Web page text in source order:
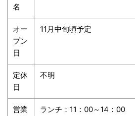
名
オー
プン
日
11 月中旬頃予定
定休
日
不明
営業
ランチ： 11 ： 00～ 14 ： 00